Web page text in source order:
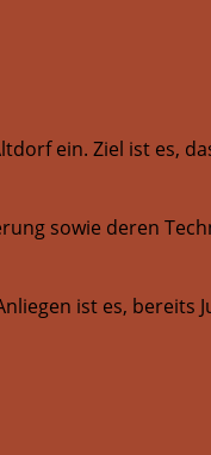
ein. Ziel ist es,
sowie deren
ist es, bereits